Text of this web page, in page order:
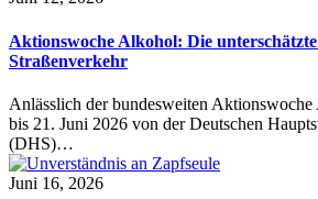
Aktionswoche Alkohol: Die
Straßenverkehr
Anlässlich der bundesweiten
bis 21. Juni 2026 von der Deutschen
(DHS)…
Juni 16, 2026